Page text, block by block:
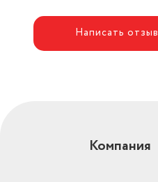
Написать отзыв
Компания